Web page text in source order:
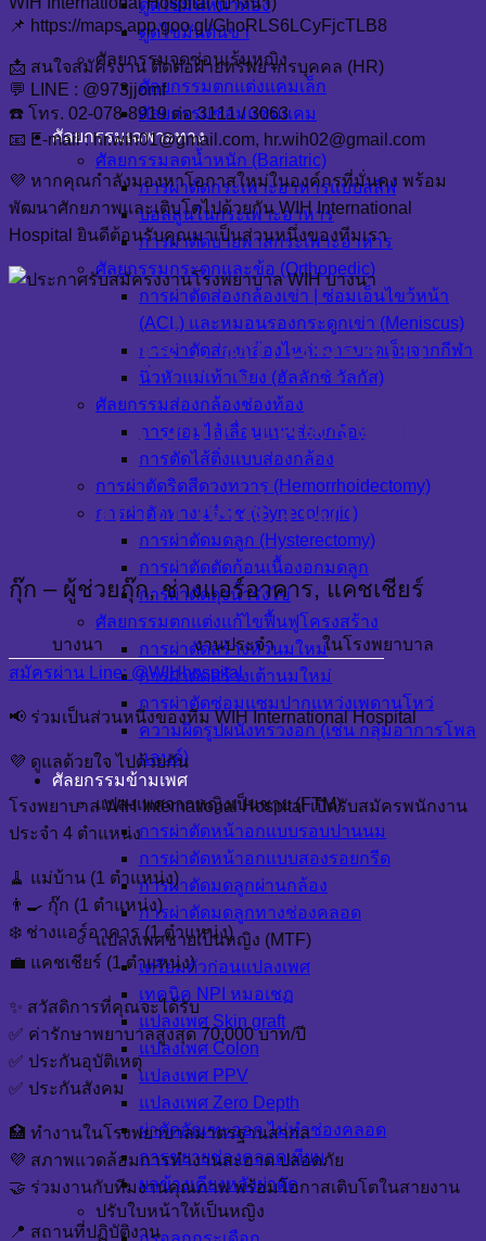
ดูดไขมันหน้าท้อง
ดูดไขมันต้นขา
ศัลยกรรมจุดซ่อนเร้นหญิง
ศัลยกรรมตกแต่งแคมเล็ก
ศัลยกรรมซ่อมแซมแคม
ศัลยกรรมเฉพาะทาง
ศัลยกรรมลดน้ำหนัก (Bariatric)
การผ่าตัดกระเพาะอาหารแบบสลีฟ
บอลลูนในกระเพาะอาหาร
การผ่าตัดบายพาสกระเพาะอาหาร
ศัลยกรรมกระดูกและข้อ (Orthopedic)
การผ่าตัดส่องกล้องเข่า | ซ่อมเอ็นไขว้หน้า
(ACL) และหมอนรองกระดูกเข่า (Meniscus)
การผ่าตัดส่องกล้องไหล่: การบาดเจ็บจากกีฬา
นิ้วหัวแม่เท้าเอียง (ฮัลลักซ์ วัลกัส)
ศัลยกรรมส่องกล้องช่องท้อง
การซ่อมไส้เลื่อนแบบส่องกล้อง
การตัดไส้ติ่งแบบส่องกล้อง
การผ่าตัดริดสีดวงทวาร (Hemorrhoidectomy)
การผ่าตัดทางนรีเวช (Gynecologic)
การผ่าตัดมดลูก (Hysterectomy)
การผ่าตัดตัดก้อนเนื้องอกมดลูก
การผ่าตัดถุงน้ำรังไข่
ศัลยกรรมตกแต่งแก้ไขฟื้นฟูโครงสร้าง
การผ่าตัดสร้างหัวนมใหม่
การผ่าตัดสร้างเต้านมใหม่
การผ่าตัดซ่อมแซมปากแหว่งเพดานโหว่
ความผิดรูปผนังทรวงอก (เช่น กลุ่มอาการโพล
แลนด์)
ศัลยกรรมข้ามเพศ
แปลงเพศจากหญิงเป็นชาย (FTM)
การผ่าตัดหน้าอกแบบรอบปานนม
การผ่าตัดหน้าอกแบบสองรอยกรีด
การผ่าตัดมดลูกผ่านกล้อง
การผ่าตัดมดลูกทางช่องคลอด
แปลงเพศชายเป็นหญิง (MTF)
เตรียมตัวก่อนแปลงเพศ
เทคนิค NPI หมอเชฏ
แปลงเพศ Skin graft
แปลงเพศ Colon
แปลงเพศ PPV
แปลงเพศ Zero Depth
ผ่าตัดอัณฑะออก ไม่ทำช่องคลอด
การขยายช่องคลอดเทียม
ผลข้างเคียงหลังผ่าตัด
ปรับใบหน้าให้เป็นหญิง
📌 https://maps.app.goo.gl/GhoRLS6LCyFjcTLB8
📩 สนใจสมัครงาน ติดต่อฝ่ายทรัพยากรบุคคล (HR)
💬 LINE : @973jjomf
☎️ โทร. 02-078-8919 ต่อ 3111 / 3063
📧 E-mail : hr.wih01@gmail.com, hr.wih02@gmail.com
💜 หากคุณกำลังมองหาโอกาสใหม่ในองค์กรที่มั่นคง พร้อม
พัฒนาศักยภาพและเติบโตไปด้วยกัน WIH International
Hospital ยินดีต้อนรับคุณมาเป็นส่วนหนึ่งของทีมเรา
ช่างแอร์ - ดูแลระบบ
AHU, Chill และระบบ
ปรับอากาศส่วนกลาง
กุ๊ก – ผู้ช่วยกุ๊ก, ช่างแอร์อาคาร, แคชเชียร์
บางนา งานประจำ
ในโรงพยาบาล
สมัครผ่าน Line: @WIHhospital
📢 ร่วมเป็นส่วนหนึ่งของทีม WIH International Hospital
💜 ดูแลด้วยใจ ไปด้วยกัน
โรงพยาบาล WIH International Hospital เปิดรับสมัครพนักงาน
ประจำ 4 ตำแหน่ง
🧹 แม่บ้าน (1 ตำแหน่ง)
👨‍🍳 กุ๊ก (1 ตำแหน่ง)
❄️ ช่างแอร์อาคาร (1 ตำแหน่ง)
💼 แคชเชียร์ (1 ตำแหน่ง)
✨ สวัสดิการที่คุณจะได้รับ
✅ ค่ารักษาพยาบาลสูงสุด 70,000 บาท/ปี
✅ ประกันอุบัติเหตุ
✅ ประกันสังคม
🏥 ทำงานในโรงพยาบาลมาตรฐานสากล
💜 สภาพแวดล้อมการทำงานสะอาด ปลอดภัย
🤝 ร่วมงานกับทีมงานคุณภาพ พร้อมโอกาสเติบโตในสายงาน
📍 สถานที่ปฏิบัติงาน